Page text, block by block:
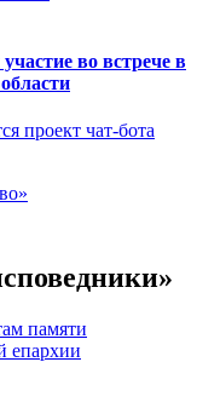
во встрече в
проект чат-бота